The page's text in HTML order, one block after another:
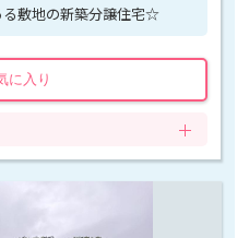
る敷地の新築分譲住宅☆
に入り